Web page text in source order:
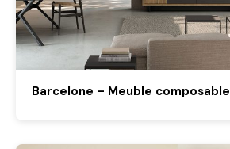
Barcelone – Meuble composable